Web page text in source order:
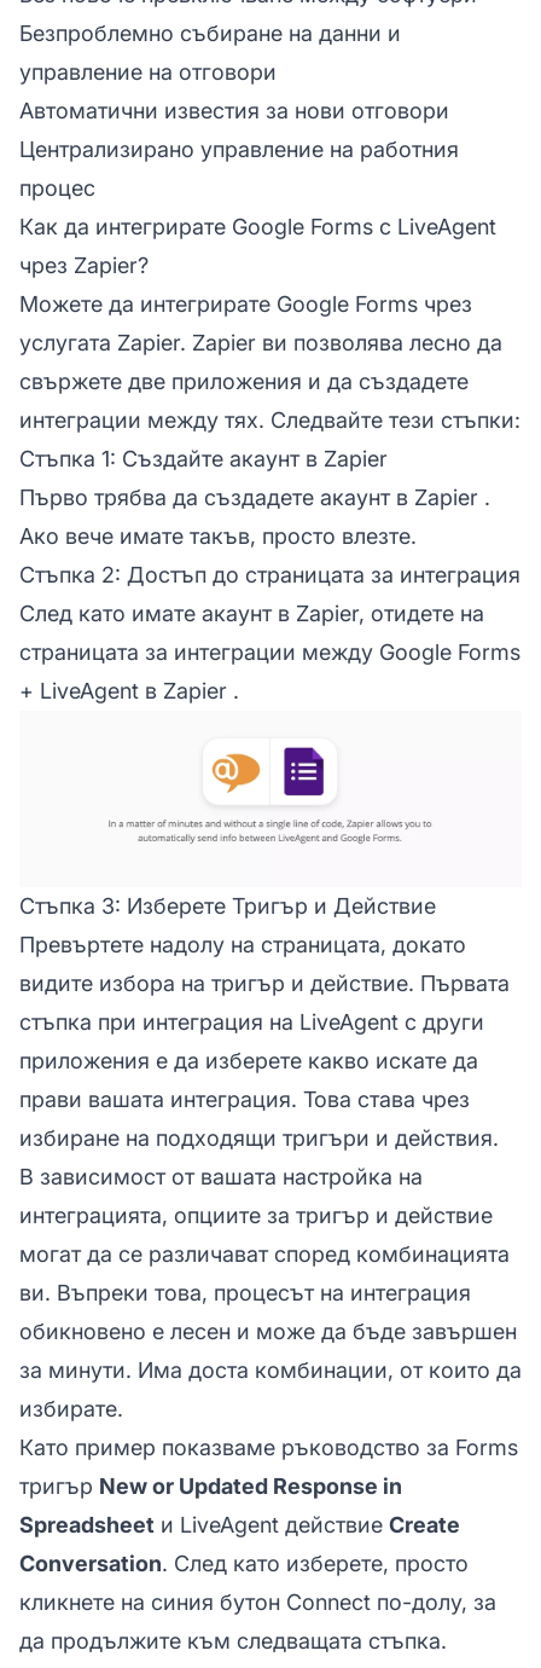
Безпроблемно събиране на данни и
управление на отговори
Автоматични известия за нови отговори
Централизирано управление на работния
процес
Как да интегрирате Google Forms с LiveAgent
чрез Zapier?
Можете да интегрирате Google Forms чрез
услугата Zapier. Zapier ви позволява лесно да
свържете две приложения и да създадете
интеграции между тях. Следвайте тези стъпки:
Стъпка 1: Създайте акаунт в Zapier
Първо трябва да създадете акаунт в Zapier .
Ако вече имате такъв, просто влезте.
Стъпка 2: Достъп до страницата за интеграция
След като имате акаунт в Zapier, отидете на
страницата за интеграции между Google Forms
+ LiveAgent в Zapier .
Стъпка 3: Изберете Тригър и Действие
Превъртете надолу на страницата, докато
видите избора на тригър и действие. Първата
стъпка при интеграция на LiveAgent с други
приложения е да изберете какво искате да
прави вашата интеграция. Това става чрез
избиране на подходящи тригъри и действия.
В зависимост от вашата настройка на
интеграцията, опциите за тригър и действие
могат да се различават според комбинацията
ви. Въпреки това, процесът на интеграция
обикновено е лесен и може да бъде завършен
за минути. Има доста комбинации, от които да
избирате.
Като пример показваме ръководство за Forms
тригър New or Updated Response in
Spreadsheet и LiveAgent действие Create
Conversation. След като изберете, просто
кликнете на синия бутон Connect по-долу, за
да продължите към следващата стъпка.